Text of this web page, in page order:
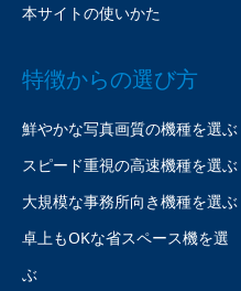
本サイトの使いかた
特徴からの選び方
鮮やかな写真画質の機種を選ぶ
スピード重視の高速機種を選ぶ
大規模な事務所向き機種を選ぶ
卓上もOKな省スペース機を選
ぶ